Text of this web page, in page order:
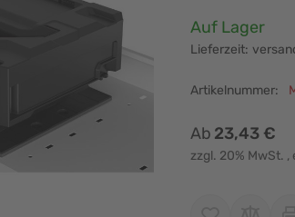
Verfügbarkeit:
Auf Lager
Lieferzeit:
Artikelnummer:
Ab 23,43 €
zzgl. 20% MwSt. ,